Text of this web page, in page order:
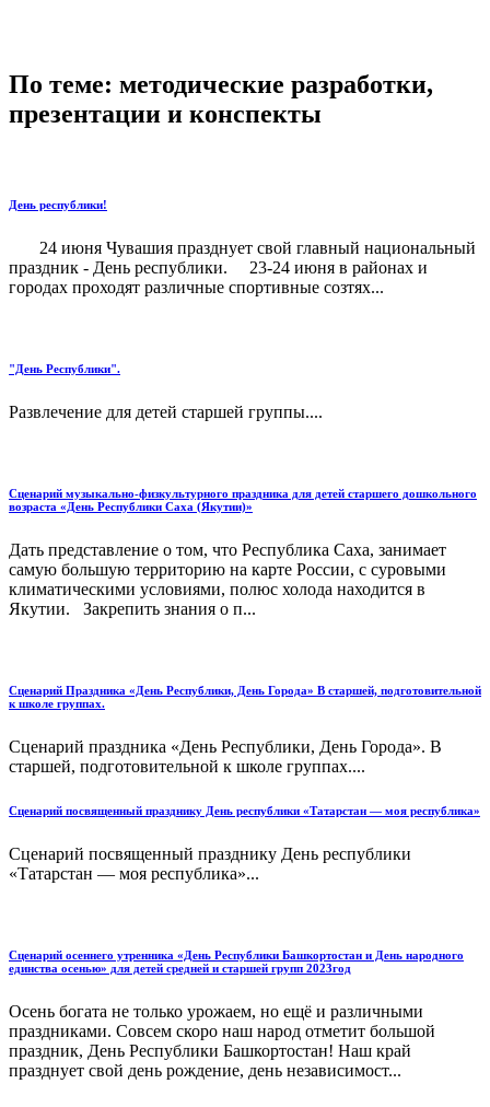
По теме: методические разработки,
презентации и конспекты
День республики!
24 июня Чувашия празднует свой главный национальный
праздник - День республики. 23-24 июня в районах и
городах проходят различные спортивные созтях...
"День Республики".
Развлечение для детей старшей группы....
Сценарий музыкально-физкультурного праздника для детей старшего дошкольного
возраста «День Республики Саха (Якутии)»
Дать представление о том, что Республика Саха, занимает
самую большую территорию на карте России, с суровыми
климатическими условиями, полюс холода находится в
Якутии. Закрепить знания о п...
Сценарий Праздника «День Республики, День Города» В старшей, подготовительной
к школе группах.
Сценарий праздника «День Республики, День Города». В
старшей, подготовительной к школе группах....
Сценарий посвященный празднику День республики «Татарстан — моя республика»
Сценарий посвященный празднику День республики
«Татарстан — моя республика»...
Сценарий осеннего утренника «День Республики Башкортостан и День народного
единства осенью» для детей средней и старшей групп 2023год
Осень богата не только урожаем, но ещё и различными
праздниками. Совсем скоро наш народ отметит большой
праздник, День Республики Башкортостан! Наш край
празднует свой день рождение, день независимост...